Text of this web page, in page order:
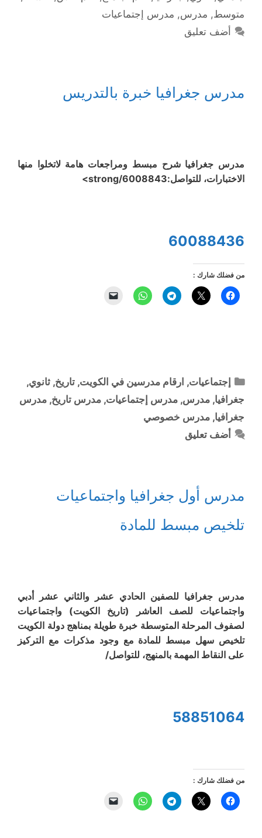
متوسط, مدرس, مدرس إجتماعيات
أضف تعليق
مدرس جغرافيا خبرة بالتدريس
مدرس جغرافيا شرح مبسط ومراجعات هامة لاتخلوا منها
الاختبارات، للتواصل:6008843/strong>
60088436
من فضلك شارك :
التصنيفات
إجتماعيات, ارقام مدرسين في الكويت,تاريخ,ثانوي,
جغرافيا, مدرس, مدرس إجتماعيات, مدرس تاريخ, مدرس
جغرافيا, مدرس خصوصي
أضف تعليق
مدرس أول جغرافيا واجتماعيات
تلخيص مبسط للمادة
مدرس جغرافيا للصفين الحادي عشر والثاني عشر أدبي
واجتماعيات للصف العاشر (تاريخ الكويت) واجتماعيات
لصفوف المرحلة المتوسطة خبرة طويلة بمناهج دولة الكويت
تلخيص سهل مبسط للمادة مع وجود مذكرات مع التركيز
على النقاط المهمة بالمنهج، للتواصل/
58851064
من فضلك شارك :